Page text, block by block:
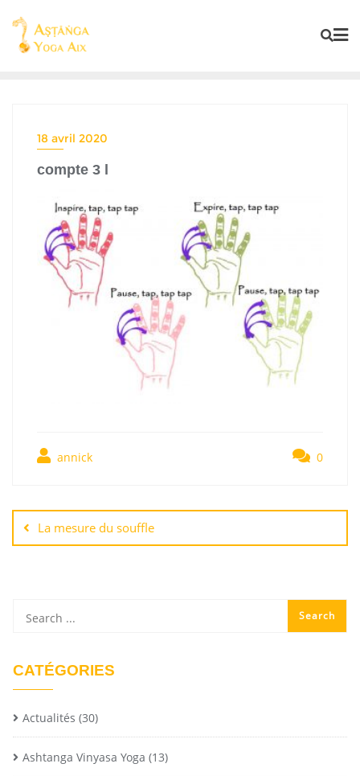
18 avril 2020
compte 3 l
annick 0
La mesure du souffle
CATÉGORIES
Actualités (30)
Ashtanga Vinyasa Yoga (13)